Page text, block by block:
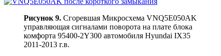
Рисунок 9. Сгоревшая Микросхема VNQ5E050AK
управляющая сигналами поворота на плате блока
комфорта 95400-2Y300 автомобиля Hyundai IX35
2011-2013 г.в.